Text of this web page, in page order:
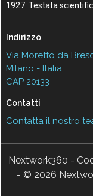
1927. Testata
Indirizzo
Via Moretto da
Milano - Italia
CAP 20133
Contatti
Contatta il nostro
Nextwork360 -
- © 2026